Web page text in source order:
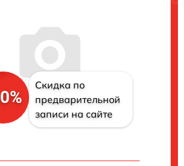
Скидка по
предварительной
записи на сайте